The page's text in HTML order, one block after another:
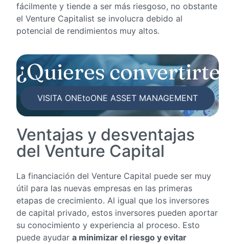
fácilmente y tiende a ser más riesgoso, no obstante
el Venture Capitalist se involucra debido al
potencial de rendimientos muy altos.
Apoyamos search
VISITA ONEtoONE ASSET MANAGEMENT
Ventajas y desventajas
del Venture Capital
La financiación del Venture Capital puede ser muy
útil para las nuevas empresas en las primeras
etapas de crecimiento. Al igual que los inversores
de capital privado, estos inversores pueden aportar
su conocimiento y experiencia al proceso. Esto
puede ayudar a minimizar el riesgo y evitar